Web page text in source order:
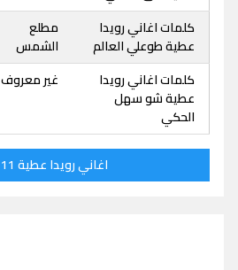
كلمات اغاني رويدا
عطية طوعلي العالم
مطلع
الشمس
كلمات اغاني رويدا
عطية شو سهل
الحكي
غير معروف
اغاني رويدا عطية 11 اغنية